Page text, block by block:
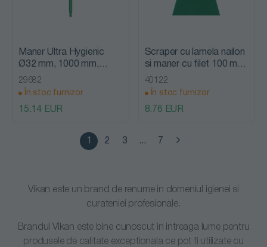
Maner Ultra Hygienic
Ø32 mm, 1000 mm,
Vikan
29682
În stoc furnizor
15.14 EUR
Scraper cu lamela nailon
si maner cu filet 100 mm,
Vikan, verde
40122
În stoc furnizor
8.76 EUR
2 3 ... 7
Vikan este un brand de renume in domeniul igienei si
curateniei profesionale.
Brandul Vikan este bine cunoscut in intreaga lume pentru
produsele de calitate exceptionala ce pot fi utilizate cu